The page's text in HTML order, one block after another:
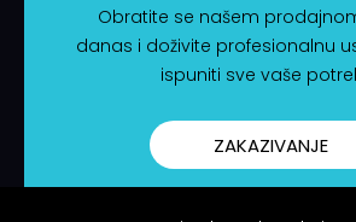
Obratite se našem
danas i doživite profesionalnu
ispuniti sve vaše
ZAKAZIVANJE